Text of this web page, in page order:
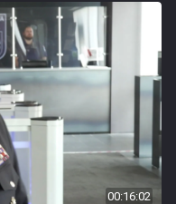
00:16:02